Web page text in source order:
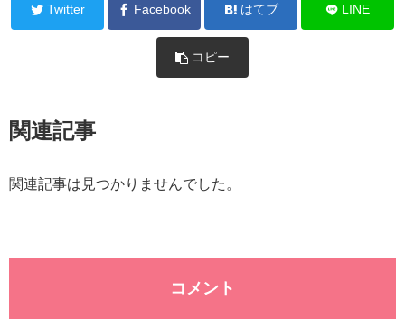
Twitter Facebook はてブ LINE
コピー
関連記事
関連記事は見つかりませんでした。
コメント